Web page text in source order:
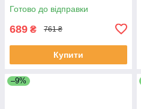
Готово до відправки
689 ₴ 761 ₴
Купити
–9%